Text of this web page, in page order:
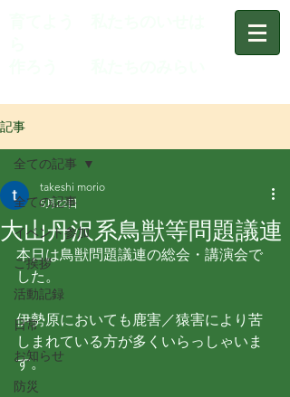
記事
全ての記事
イベント参加
ご挨拶
活動記録
日常
お知らせ
防災
全ての記事
大山丹沢系鳥獣等問題議連
takeshi morio
5月22日
本日は鳥獣問題議連の総会・講演会で
した。
伊勢原においても鹿害／猿害により苦
しまれている方が多くいらっしゃいま
す。